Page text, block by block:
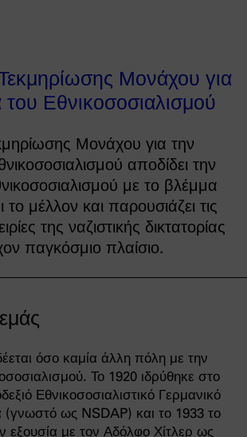
Μονάχου για
του Εθνικοσοσιαλισμού
Μονάχου για την
αποδίδει την
με το βλέμμα
μέλλον και παρουσιάζει τις
της ναζιστικής δικτατορίας
παγκόσμιο πλαίσιο.
όσο καμία άλλη πόλη με την
Το 1920 ιδρύθηκε στο
Εθνικοσοσιαλιστικό Γερμανικό
(γνωστό ως NSDAP) και το 1933 το
εξουσία με τον Αδόλφο Χίτλερ ως